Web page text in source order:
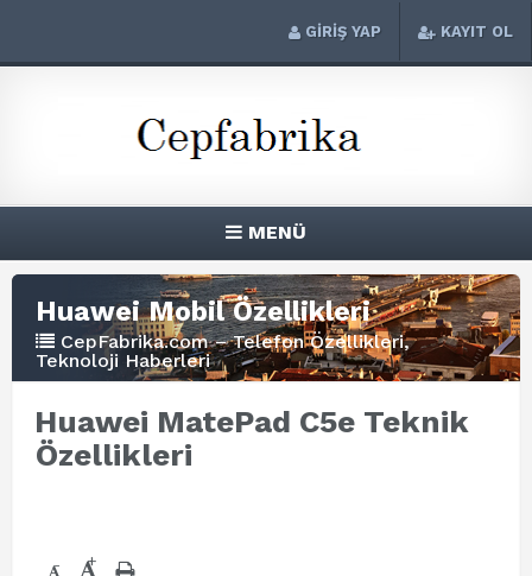
GİRİŞ YAP KAYIT OL
MENÜ
Huawei Mobil Özellikleri
CepFabrika.com – Telefon Özellikleri,
Teknoloji Haberleri
Huawei MatePad C5e Teknik
Özellikleri
- +